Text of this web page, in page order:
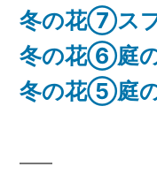
冬の花⑦ス
冬の花⑥庭
冬の花⑤庭